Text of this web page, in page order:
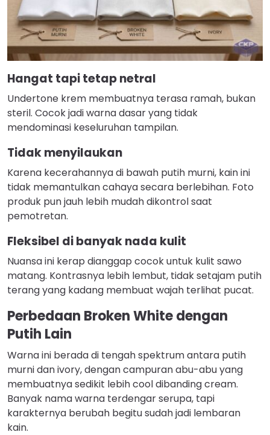
Hangat tapi tetap netral
Undertone krem membuatnya terasa ramah, bukan
steril. Cocok jadi warna dasar yang tidak
mendominasi keseluruhan tampilan.
Tidak menyilaukan
Karena kecerahannya di bawah putih murni, kain ini
tidak memantulkan cahaya secara berlebihan. Foto
produk pun jauh lebih mudah dikontrol saat
pemotretan.
Fleksibel di banyak nada kulit
Nuansa ini kerap dianggap cocok untuk kulit sawo
matang. Kontrasnya lebih lembut, tidak setajam putih
terang yang kadang membuat wajah terlihat pucat.
Perbedaan Broken White dengan
Putih Lain
Warna ini berada di tengah spektrum antara putih
murni dan ivory, dengan campuran abu-abu yang
membuatnya sedikit lebih cool dibanding cream.
Banyak nama warna terdengar serupa, tapi
karakternya berubah begitu sudah jadi lembaran
kain.